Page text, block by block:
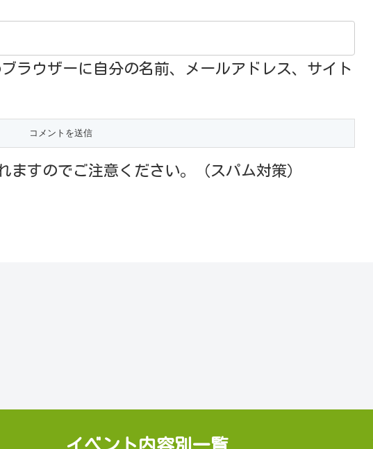
ラウザーに自分の名前、メールアドレス、サイト
ますのでご注意ください。（スパム対策）
イベント内容別一覧